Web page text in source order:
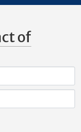
of